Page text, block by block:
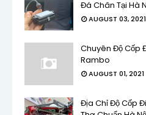
Đá Chân Tại Hà
AUGUST 03, 2021
Chuyên Độ Cốp
Rambo
AUGUST 01, 2021
Địa Chỉ Độ Cốp